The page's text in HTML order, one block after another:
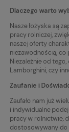
Dlaczego warto
Nasze łożyska są
pracy rolniczej,
naszej oferty
niezawodnością, co
Niezależnie od
Lamborghini, czy
Zaufanie i
Zaufało nam już
i indywidualne
pracy w rolnictwie,
dostosowywany do